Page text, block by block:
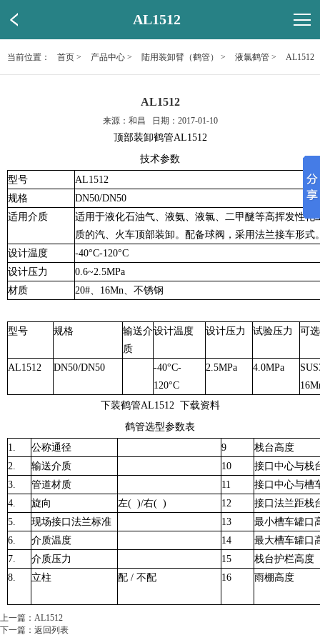
AL1512
当前位置： 首页 > 产品中心 > 陆用装卸臂（鹤管） > 液氯鹤管 > AL1512
AL1512
来源：和昌 日期：2017-01-10
顶部装卸鹤管AL1512
技术参数
型号
AL1512
规格
DN50/DN50
适用介质
适用于液化石油气、液氨、液氯、二甲醚等高挥发性化
质的汽、火车顶部装卸。配备球阀，采用法兰接车形式
设计温度
-40°C-120°C
设计压力
0.6~2.5MPa
材质
20#、16Mn、不锈钢
型号 规格
输送介
质
设计温度 设计压力 试验压力 可
AL1512 DN50/DN50
-40°C-
120°C
2.5MPa 4.0MPa
下装鹤管AL1512 下载资料
鹤管选型参数表
1.
公称通径 9
栈台高度
2.
输送介质 10
接口中心与栈
3.
管道材质 11
接口中心与槽
4.
旋向 左( )/右( ) 12
接口法兰距栈
5.
现场接口法兰标准 13
最小槽车罐口
6.
介质温度 14
最大槽车罐口
7.
介质压力 15
栈台护栏高度
8.
立柱 配 / 不配 16 雨棚高度
上一篇： AL1512
下一篇： 返回列表